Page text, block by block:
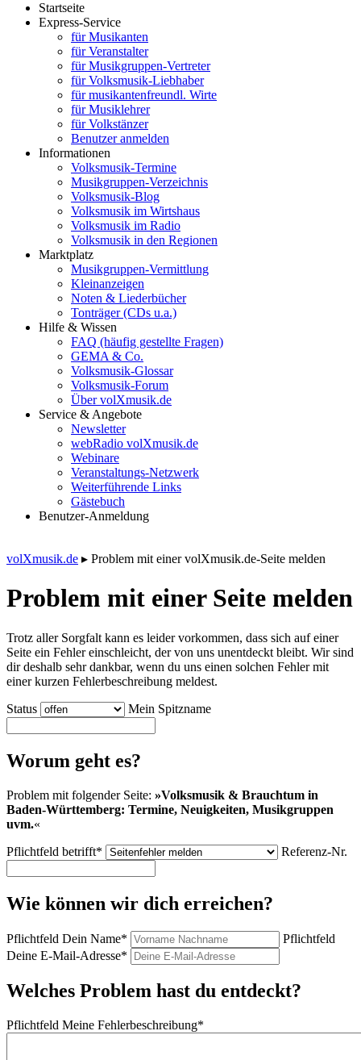
Startseite
Express-Service
für Musikanten
für Veranstalter
für Musikgruppen-Vertreter
für Volksmusik-Liebhaber
für musikantenfreundl. Wirte
für Musiklehrer
für Volkstänzer
Benutzer anmelden
Informationen
Volksmusik-Termine
Musikgruppen-Verzeichnis
Volksmusik-Blog
Volksmusik im Wirtshaus
Volksmusik im Radio
Volksmusik in den Regionen
Marktplatz
Musikgruppen-Vermittlung
Kleinanzeigen
Noten & Liederbücher
Tonträger (CDs u.a.)
Hilfe & Wissen
FAQ (häufig gestellte Fragen)
GEMA & Co.
Volksmusik-Glossar
Volksmusik-Forum
Über volXmusik.de
Service & Angebote
Newsletter
webRadio volXmusik.de
Webinare
Veranstaltungs-Netzwerk
Weiterführende Links
Gästebuch
Benutzer-Anmeldung
volXmusik.de ▸ Problem mit einer volXmusik.de-Seite melden
Problem mit einer Seite melden
Trotz aller Sorgfalt kann es leider vorkommen, dass sich auf einer
Seite ein Fehler einschleicht, der von uns unentdeckt bleibt. Wir sind
dir deshalb sehr dankbar, wenn du uns einen solchen Fehler mit
einer kurzen Fehlerbeschreibung meldest.
Status
Mein Spitzname
Worum geht es?
Problem mit folgender Seite: »Volksmusik & Brauchtum in
Baden-Württemberg: Termine, Neuigkeiten, Musikgruppen
uvm.«
Pflichtfeld betrifft* Referenz-Nr.
Wie können wir dich erreichen?
Pflichtfeld Dein Name*
Pflichtfeld
Deine E-Mail-Adresse*
Welches Problem hast du entdeckt?
Pflichtfeld Meine Fehlerbeschreibung*